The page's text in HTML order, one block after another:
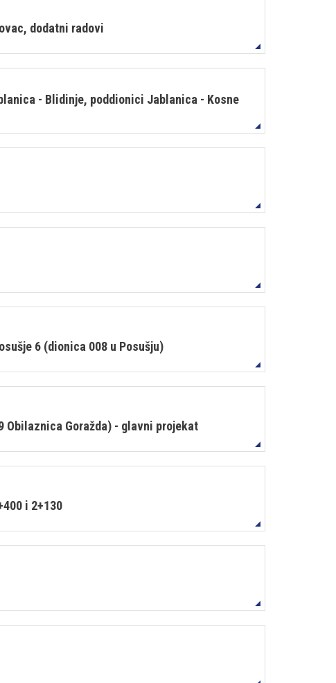
dodatni radovi
- Blidinje, poddionici Jablanica - Kosne
6 (dionica 008 u Posušju)
Obilaznica Goražda) - glavni projekat
i 2+130